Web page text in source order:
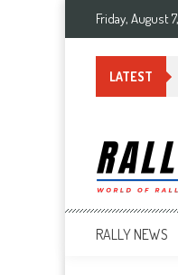
Friday, August
LATEST
World of Rally
RALLY NEWS